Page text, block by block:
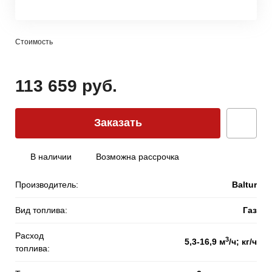
Стоимость
113 659 руб.
Заказать
В наличии Возможна рассрочка
Производитель: Baltur
Вид топлива: Газ
Расход
топлива:
5,3-16,9 м3/ч; кг/ч